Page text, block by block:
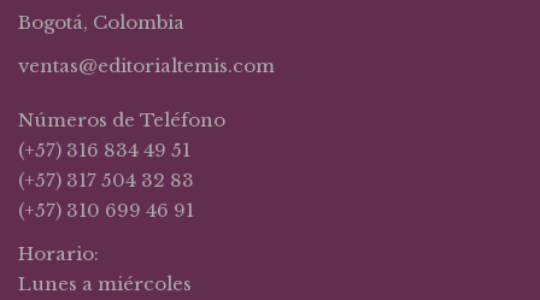
Bogotá, Colombia
ventas@editorialtemis.com
Números de Teléfono
(+57) 316 834 49 51
(+57) 317 504 32 83
(+57) 310 699 46 91
Horario:
Lunes a miércoles